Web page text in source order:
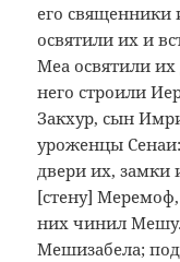
его священники
освятили их и
Меа освятили
него строили
Закхур, сын
уроженцы
двери их, замки
[стену]
них чинил
Мешизабела;